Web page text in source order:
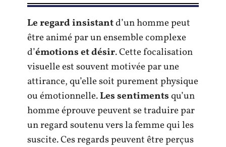
Le regard insistantd’un homme peut
être animé par un ensemble complexe
d’émotions et désir. Cette focalisation
visuelle est souvent motivée par une
attirance, qu’elle soit purement physique
ou émotionnelle.Les sentimentsqu’un
homme éprouve peuvent se traduire par
un regard soutenu vers la femme qui les
suscite. Ces regards peuvent être perçus